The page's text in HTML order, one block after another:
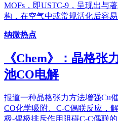
MOFs，即USTC-9，呈现出与
构，在空气中或常规活化后容易
纳微热点
《Chem》：晶格张
池CO电解
报道一种晶格张力方法增强Cu
CO化学吸附、C-C偶联反应，
极-偶极排斥作用阻碍C-C偶联的